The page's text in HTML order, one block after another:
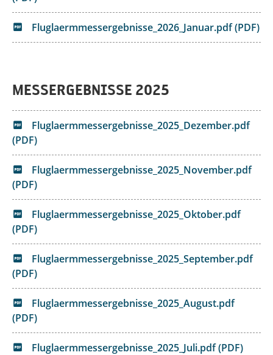
Fluglaermmessergebnisse_2026_Januar.pdf (PDF)
MESSERGEBNISSE 2025
Fluglaermmessergebnisse_2025_Dezember.pdf
(PDF)
Fluglaermmessergebnisse_2025_November.pdf
(PDF)
Fluglaermmessergebnisse_2025_Oktober.pdf
(PDF)
Fluglaermmessergebnisse_2025_September.pdf
(PDF)
Fluglaermmessergebnisse_2025_August.pdf
(PDF)
Fluglaermmessergebnisse_2025_Juli.pdf (PDF)